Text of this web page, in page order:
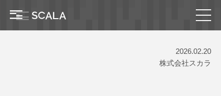
2026.02.20
株式会社スカラ